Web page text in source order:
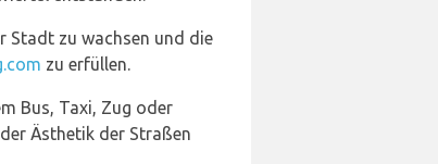
Stadt zu wachsen und die
zu erfüllen.
Bus, Taxi, Zug oder
Ästhetik der Straßen